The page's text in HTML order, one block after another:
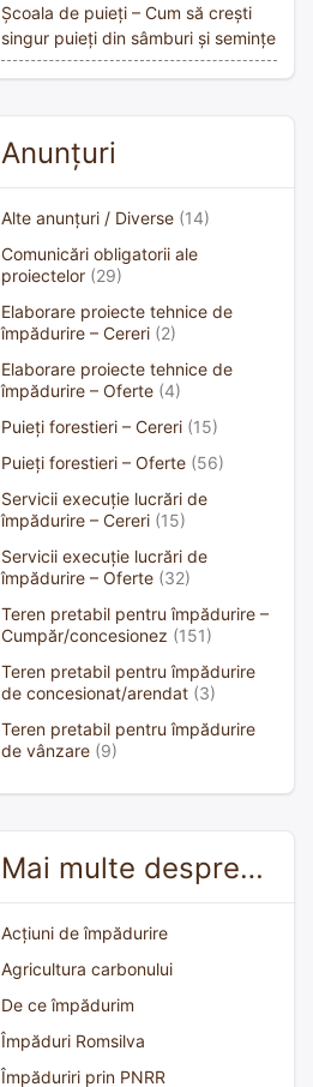
Școala de puieți – Cum să crești
singur puieți din sâmburi și semințe
Anunțuri
Alte anunțuri / Diverse (14)
Comunicări obligatorii ale
proiectelor (29)
Elaborare proiecte tehnice de
împădurire – Cereri (2)
Elaborare proiecte tehnice de
împădurire – Oferte (4)
Puieți forestieri – Cereri (15)
Puieți forestieri – Oferte (56)
Servicii execuție lucrări de
împădurire – Cereri (15)
Servicii execuție lucrări de
împădurire – Oferte (32)
Teren pretabil pentru împădurire –
Cumpăr/concesionez (151)
Teren pretabil pentru împădurire
de concesionat/arendat (3)
Teren pretabil pentru împădurire
de vânzare (9)
Mai multe despre…
Acțiuni de împădurire
Agricultura carbonului
De ce împădurim
Împăduri Romsilva
Împăduriri prin PNRR